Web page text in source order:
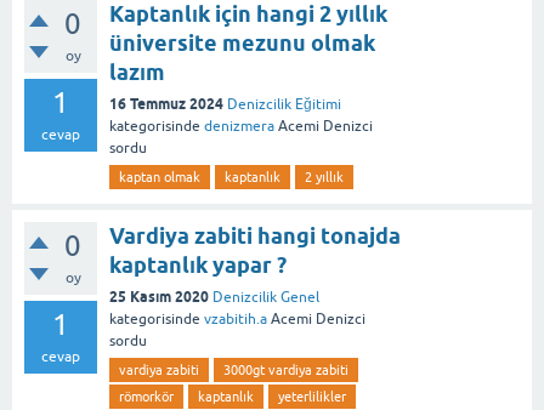
0
oy
1
cevap
Kaptanlık için hangi 2 yıllık
üniversite mezunu olmak
lazım
16 Temmuz 2024 Denizcilik Eğitimi
kategorisinde denizmera Acemi Denizci
sordu
kaptan olmak kaptanlık 2 yıllık
0
oy
1
cevap
Vardiya zabiti hangi tonajda
kaptanlık yapar ?
25 Kasım 2020 Denizcilik Genel
kategorisinde vzabitih.a Acemi Denizci
sordu
vardiya zabiti
3000gt vardiya zabiti
römorkör
kaptanlık yeterlilikler